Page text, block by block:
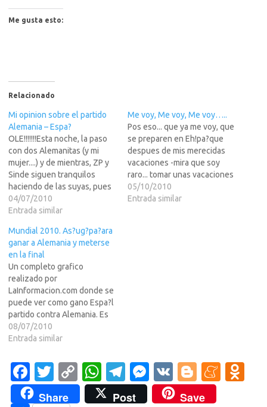
Me gusta esto:
Relacionado
Mi opinion sobre el partido
Alemania – Espa?
OLE!!!!!!!Esta noche, la paso
con dos Alemanitas (y mi
mujer....) y de mientras, ZP y
Sinde siguen tranquilos
haciendo de las suyas, pues
como dije el otro dia el
populacho esta entretenido,
hoy, no? Ma? volvemos a la
carga.El resto en LEER MAS
>>>@Angeloso69...…
04/07/2010
Entrada similar
Me voy, Me voy, Me voy…..
Pos eso... que ya me voy, que
se preparen en Eh!pa?que
despues de mis merecidas
vacaciones -mira que soy
raro... tomar unas vacaciones
en Octubre....- voy a dar
mucha guerra por alli. Espero
05/10/2010
Entrada similar
Mundial 2010. As?ug?pa?ara
ganar a Alemania y meterse
en la final
Un completo grafico
realizado por
LaInformacion.com donde se
puede ver como gano Espa?l
partido contra Alemania. Es
un MUST SEE and SAVE para
las generaciones
aqui:
http://graficos.lainformacion.
com/deporte/futbol/mundial
-2010-asi-jugo-espana-para-
08/07/2010
Entrada similar
Fa
c
T
w
C
o
W
h
T
el
M
es
V
K
Bl
o
M
Share Post Save